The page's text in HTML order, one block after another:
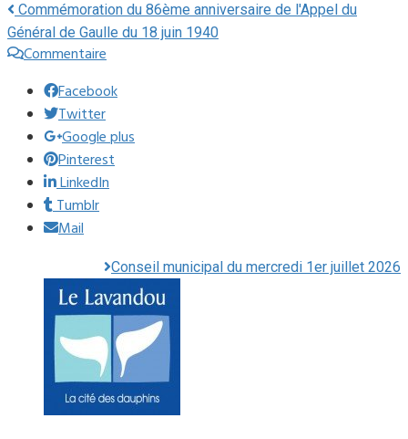
Commémoration du 86ème anniversaire de l'Appel du
Général de Gaulle du 18 juin 1940
Commentaire
Facebook
Twitter
Google plus
Pinterest
LinkedIn
Tumblr
Mail
Conseil municipal du mercredi 1er juillet 2026